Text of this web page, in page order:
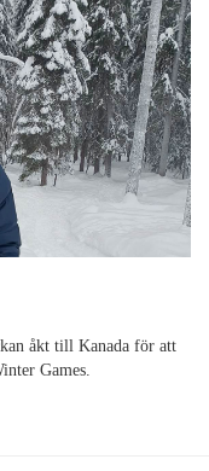
åkt till Kanada för att
Games.